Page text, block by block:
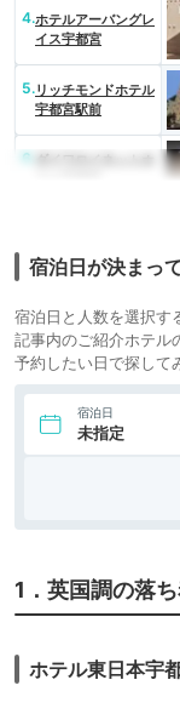
4.ホテルアーバングレ
イス宇都宮
5.リッチモンドホテル
宇都宮駅前
6.
ル宇都宮
9.天然温泉 益子の湯
スーパーホテル宇都
宿泊日が決まっ
宿泊日と人数を選択す
記事内のご紹介ホテル
予約したい日で探して
宿泊日
未指定
1．英国調の落
ホテル東日本宇